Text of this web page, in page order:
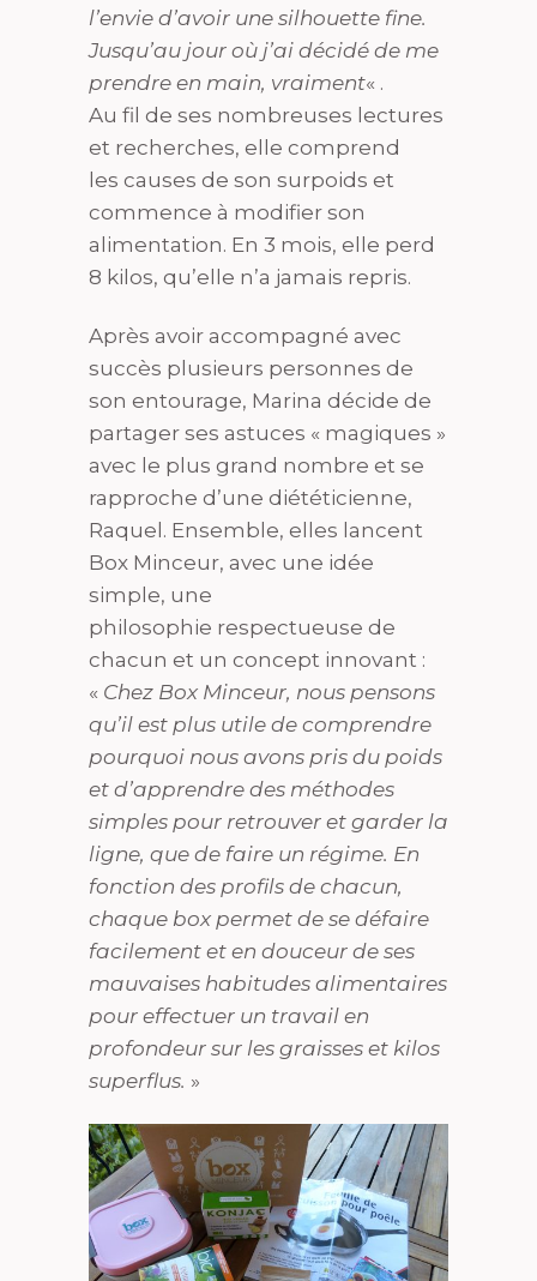
l’envie d’avoir une silhouette fine.
Jusqu’au jour où j’ai décidé de me
prendre en main, vraiment« .
Au fil de ses nombreuses lectures
et recherches, elle comprend
les causes de son surpoids et
commence à modifier son
alimentation. En 3 mois, elle perd
8 kilos, qu’elle n’a jamais repris.
Après avoir accompagné avec
succès plusieurs personnes de
son entourage, Marina décide de
partager ses astuces « magiques »
avec le plus grand nombre et se
rapproche d’une diététicienne,
Raquel. Ensemble, elles lancent
Box Minceur, avec une idée
simple, une
philosophie respectueuse de
chacun et un concept innovant :
« Chez Box Minceur, nous pensons
qu’il est plus utile de comprendre
pourquoi nous avons pris du poids
et d’apprendre des méthodes
simples pour retrouver et garder la
ligne, que de faire un régime. En
fonction des profils de chacun,
chaque box permet de se défaire
facilement et en douceur de ses
mauvaises habitudes alimentaires
pour effectuer un travail en
profondeur sur les graisses et kilos
superflus. »